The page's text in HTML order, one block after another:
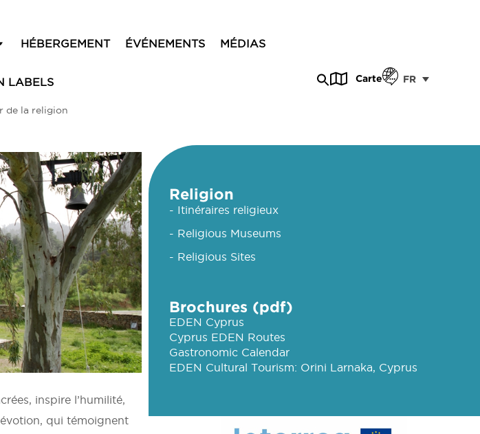
HÉBERGEMENT ÉVÉNEMENTS MÉDIAS
LABELS Carte FR
de la religion
inspire l’humilité,
qui témoignent
Religion
- Itinéraires religieux
- Religious Museums
- Religious Sites
Brochures (pdf)
EDEN Cyprus
Cyprus EDEN Routes
Gastronomic Calendar
EDEN Cultural Tourism: Orini Larnaka, Cyprus